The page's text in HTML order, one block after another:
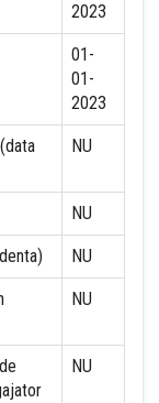
2023
01-
01-
2023
NU
NU
NU
NU
NU